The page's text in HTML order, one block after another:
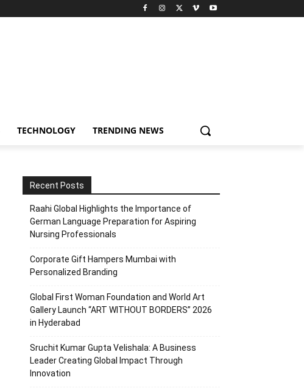
TECHNOLOGY TRENDING NEWS
Recent Posts
Raahi Global Highlights the Importance of
German Language Preparation for Aspiring
Nursing Professionals
Corporate Gift Hampers Mumbai with
Personalized Branding
Global First Woman Foundation and World Art
Gallery Launch “ART WITHOUT BORDERS” 2026
in Hyderabad
Sruchit Kumar Gupta Velishala: A Business
Leader Creating Global Impact Through
Innovation